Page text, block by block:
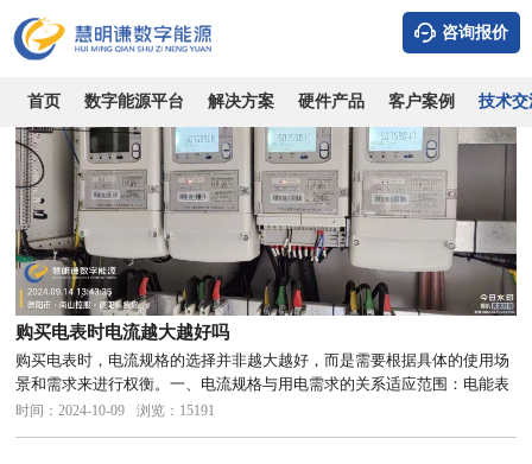
咨询报价
首页 数字能源平台 解决方案 硬件产品 客户案例 技术交
系统知识 行业知识 公司新闻
购买电表时电流越大越好吗
购买电表时，电流规格的选择并非越大越好，而是需要根据具体的使用场
景和需求来进行权衡。一、电流规格与用电需求的关系适应范围：电能表
的电流规格是指其能够测量的电流范围。一般来说，电流规格越大，电能
时间：2024-10-09 浏览：15191